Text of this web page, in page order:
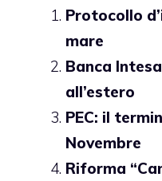
Protocollo
mare
Banca
all’estero
PEC: il
Novembre
Riforma